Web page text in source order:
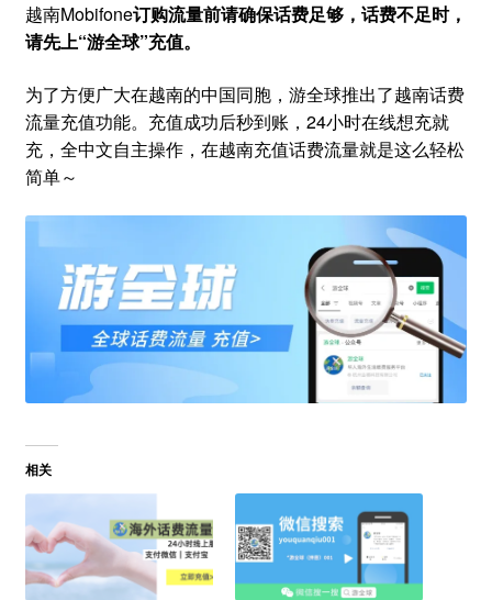
越南Mobifone订购流量前请确保话费足够，话费不足时，
请先上“游全球”充值。
为了方便广大在越南的中国同胞，游全球推出了越南话费
流量充值功能。充值成功后秒到账，24小时在线想充就
充，全中文自主操作，在越南充值话费流量就是这么轻松
简单～
相关